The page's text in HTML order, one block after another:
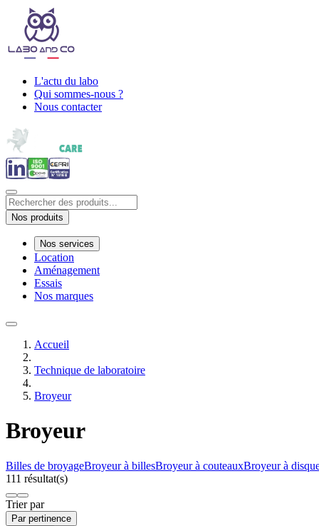
L'actu du labo
Qui sommes-nous ?
Nous contacter
Nos produits
Nos services
Location
Aménagement
Essais
Nos marques
Accueil
Technique de laboratoire
Broyeur
Broyeur
Billes de broyageBroyeur à billesBroyeur à couteauxBroyeur à
111 résultat(s)
Trier par
Par pertinence